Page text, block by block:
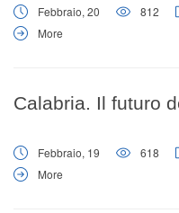
Febbraio, 20 812
More
Calabria. Il futuro
Febbraio, 19 618
More